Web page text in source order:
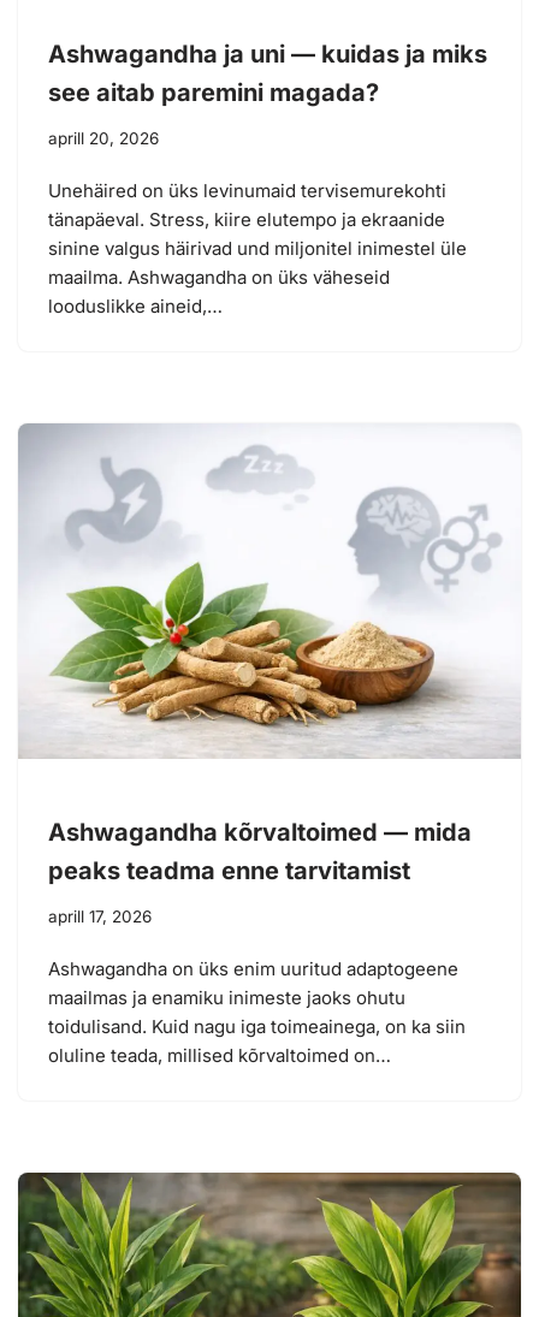
Ashwagandha ja uni — kuidas ja miks
see aitab paremini magada?
aprill 20, 2026
Unehäired on üks levinumaid tervisemurekohti
tänapäeval. Stress, kiire elutempo ja ekraanide
sinine valgus häirivad und miljonitel inimestel üle
maailma. Ashwagandha on üks väheseid
looduslikke aineid,…
Ashwagandha kõrvaltoimed — mida
peaks teadma enne tarvitamist
aprill 17, 2026
Ashwagandha on üks enim uuritud adaptogeene
maailmas ja enamiku inimeste jaoks ohutu
toidulisand. Kuid nagu iga toimeainega, on ka siin
oluline teada, millised kõrvaltoimed on…